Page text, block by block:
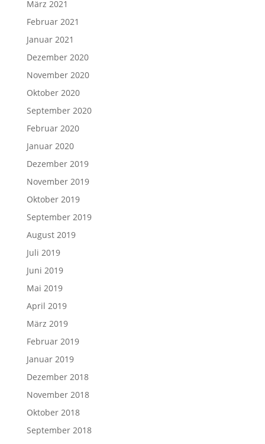
März 2021
Februar 2021
Januar 2021
Dezember 2020
November 2020
Oktober 2020
September 2020
Februar 2020
Januar 2020
Dezember 2019
November 2019
Oktober 2019
September 2019
August 2019
Juli 2019
Juni 2019
Mai 2019
April 2019
März 2019
Februar 2019
Januar 2019
Dezember 2018
November 2018
Oktober 2018
September 2018